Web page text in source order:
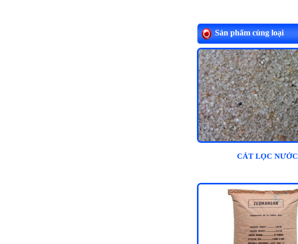
Sản phẩm cùng loại
CÁT LỌC NƯỚC